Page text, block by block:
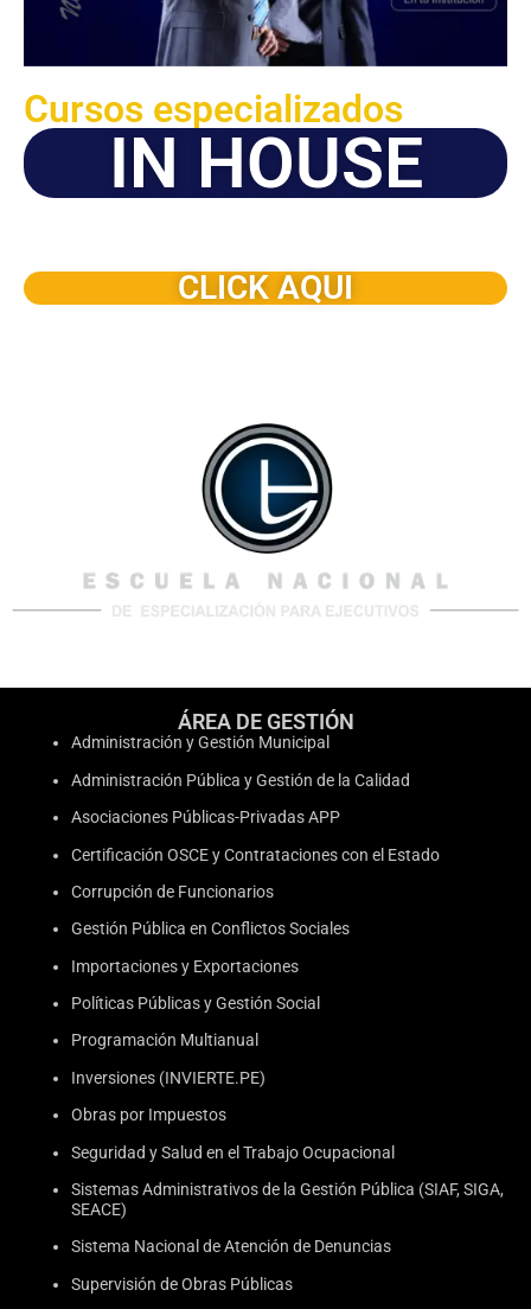
Cursos especializados
IN HOUSE
CLICK AQUI
ÁREA DE GESTIÓN
Administración y Gestión Municipal
Administración Pública y Gestión de la Calidad
Asociaciones Públicas-Privadas APP
Certificación OSCE y Contrataciones con el Estado
Corrupción de Funcionarios
Gestión Pública en Conflictos Sociales
Importaciones y Exportaciones
Políticas Públicas y Gestión Social
Programación Multianual
Inversiones (INVIERTE.PE)
Obras por Impuestos
Seguridad y Salud en el Trabajo Ocupacional
Sistemas Administrativos de la Gestión Pública (SIAF, SIGA,
SEACE)
Sistema Nacional de Atención de Denuncias
Supervisión de Obras Públicas